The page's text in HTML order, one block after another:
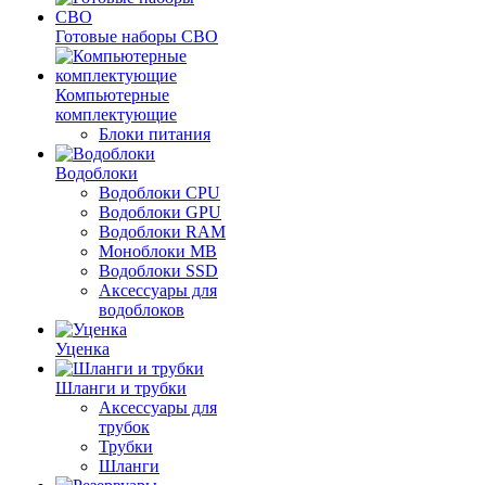
Готовые наборы СВО
Компьютерные
комплектующие
Блоки питания
Водоблоки
Водоблоки CPU
Водоблоки GPU
Водоблоки RAM
Моноблоки MB
Водоблоки SSD
Аксессуары для
водоблоков
Уценка
Шланги и трубки
Аксессуары для
трубок
Трубки
Шланги